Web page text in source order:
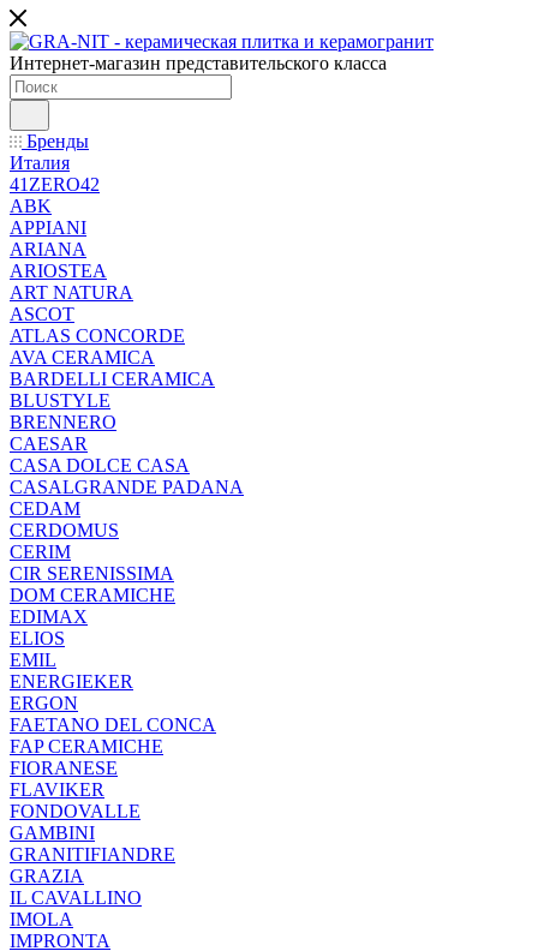
Интернет-магазин представительского класса
Бренды
Италия
41ZERO42
ABK
APPIANI
ARIANA
ARIOSTEA
ART NATURA
ASCOT
ATLAS CONCORDE
AVA CERAMICA
BARDELLI CERAMICA
BLUSTYLE
BRENNERO
CAESAR
CASA DOLCE CASA
CASALGRANDE PADANA
CEDAM
CERDOMUS
CERIM
CIR SERENISSIMA
DOM CERAMICHE
EDIMAX
ELIOS
EMIL
ENERGIEKER
ERGON
FAETANO DEL CONCA
FAP CERAMICHE
FIORANESE
FLAVIKER
FONDOVALLE
GAMBINI
GRANITIFIANDRE
GRAZIA
IL CAVALLINO
IMOLA
IMPRONTA